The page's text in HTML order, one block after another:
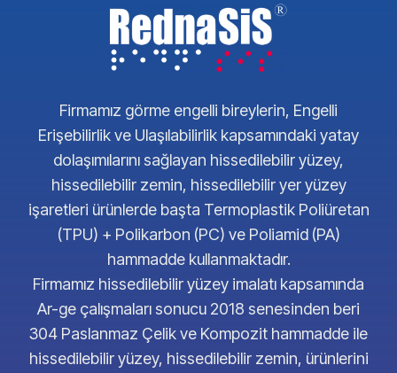
Firmamız görme engelli bireylerin, Engelli
Erişebilirlik ve Ulaşılabilirlik kapsamındaki yatay
dolaşımılarını sağlayan hissedilebilir yüzey,
hissedilebilir zemin, hissedilebilir yer yüzey
işaretleri ürünlerde başta Termoplastik Poliüretan
(TPU) + Polikarbon (PC) ve Poliamid (PA)
hammadde kullanmaktadır.
Firmamız hissedilebilir yüzey imalatı kapsamında
Ar-ge çalışmaları sonucu 2018 senesinden beri
304 Paslanmaz Çelik ve Kompozit hammadde ile
hissedilebilir yüzey, hissedilebilir zemin, ürünlerini